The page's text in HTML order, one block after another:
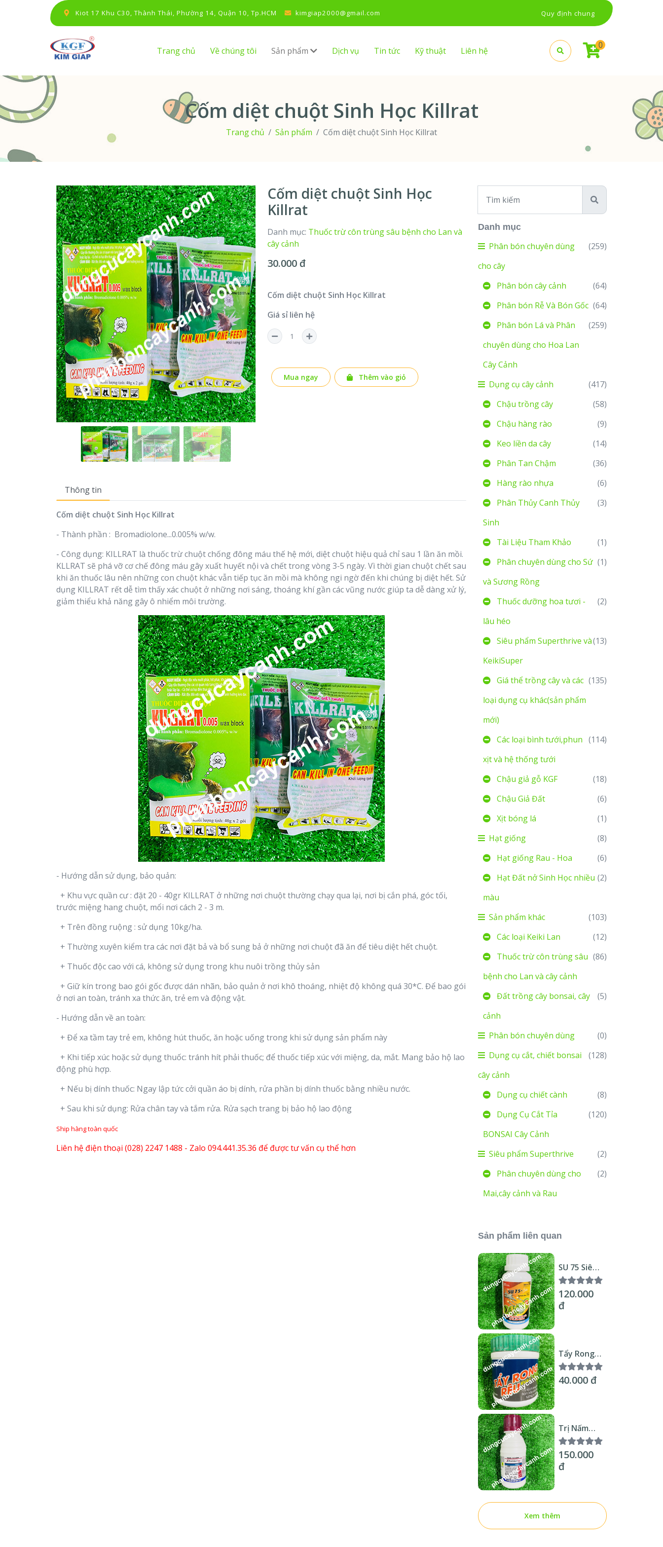
Kiot 17 Khu C30, Thành Thái, Phường 14, Quận 10, Tp.HCM kimgiap2000@gmail.com Quy định chung
Trang chủ Về chúng tôi Sản phẩm Dịch vụ Tin tức Kỹ thuật Liên hệ
0
Cốm diệt chuột Sinh Học Killrat
Trang chủ Sản phẩm Cốm diệt chuột Sinh Học Killrat
Cốm diệt chuột Sinh Học
Killrat
Danh mục: Thuốc trừ côn trùng sâu bệnh cho Lan và
cây cảnh
30.000 đ
Cốm diệt chuột Sinh Học Killrat
Giá sỉ liên hệ
Mua ngay Thêm vào giỏ
Thông tin
Cốm diệt chuột Sinh Học Killrat
- Thành phần : Bromadiolone...0.005% w/w.
- Công dụng: KILLRAT là thuốc trừ chuột chống đông máu thế hệ mới, diệt chuột hiệu quả chỉ sau 1 lần ăn mồi.
KLLRAT sẽ phá vỡ cơ chế đông máu gây xuất huyết nội và chết trong vòng 3-5 ngày. Vì thời gian chuột chết sau
khi ăn thuốc lâu nên những con chuột khác vẫn tiếp tục ăn mồi mà không ngi ngờ đến khi chúng bị diệt hết. Sử
dụng KILLRAT rết dễ tìm thấy xác chuột ở những nơi sáng, thoáng khí gần các vũng nước giúp ta dễ dàng xử lý,
giảm thiểu khả năng gây ô nhiểm môi trường.
- Hướng dẫn sử dụng, bảo quản:
+ Khu vực quần cư : đặt 20 - 40gr KILLRAT ở những nơi chuột thường chạy qua lại, nơi bị cắn phá, góc tối,
trước miệng hang chuột, mổi nơi cách 2 - 3 m.
+ Trên đồng ruộng : sử dụng 10kg/ha.
+ Thường xuyên kiểm tra các nơi đặt bả và bổ sung bả ở những nơi chuột đã ăn để tiêu diệt hết chuột.
+ Thuốc độc cao với cá, không sử dụng trong khu nuôi trồng thủy sản
+ Giữ kín trong bao gói gốc được dán nhãn, bảo quản ở nơi khô thoáng, nhiệt độ không quá 30*C. Để bao gói
ở nơi an toàn, tránh xa thức ăn, trẻ em và động vật.
- Hướng dẫn về an toàn:
+ Để xa tầm tay trẻ em, không hút thuốc, ăn hoặc uống trong khi sử dụng sản phẩm này
+ Khi tiếp xúc hoặc sử dụng thuốc: tránh hít phải thuốc; để thuốc tiếp xúc với miệng, da, mắt. Mang bảo hộ lao
động phù hợp.
+ Nếu bị dính thuốc: Ngay lập tức cởi quần áo bị dính, rửa phần bị dính thuốc bằng nhiều nước.
+ Sau khi sử dụng: Rửa chân tay và tắm rửa. Rửa sạch trang bị bảo hộ lao động
Ship hàng toàn quốc
Liên hệ điện thoại (028) 2247 1488 - Zalo 094.441.35.36 để được tư vấn cụ thể hơn
Danh mục
Phân bón chuyên dùng
cho cây
(259)
Phân bón cây cảnh
(64)
Phân bón Rễ Và Bón Gốc (64)
Phân bón Lá và Phân
chuyên dùng cho Hoa Lan
Cây Cảnh
(259)
Dụng cụ cây cảnh
(417)
Chậu trồng cây
(58)
Chậu hàng rào
(9)
Keo liền da cây
(14)
Phân Tan Chậm
(36)
Hàng rào nhựa
(6)
Phân Thủy Canh Thủy
Sinh
(3)
Tài Liệu Tham Khảo
(1)
Phân chuyên dùng cho Sứ
và Sương Rồng
(1)
Thuốc dưỡng hoa tươi -
lâu héo
(2)
Siêu phẩm Superthrive và
KeikiSuper
(13)
Giá thể trồng cây và các
loại dụng cụ khác(sản phẩm
mới)
(135)
Các loại bình tưới,phun
xịt và hệ thống tưới
(114)
Chậu giả gỗ KGF
(18)
Chậu Giả Đất
(6)
Xịt bóng lá
(1)
Hạt giống
(8)
Hạt giống Rau - Hoa
(6)
Hạt Đất nở Sinh Học nhiều
màu
(2)
Sản phẩm khác
(103)
Các loại Keiki Lan
(12)
Thuốc trừ côn trùng sâu
bệnh cho Lan và cây cảnh
(86)
Đất trồng cây bonsai, cây
cảnh
(5)
Phân bón chuyên dùng
(0)
Dụng cụ cắt, chiết bonsai
cây cảnh
(128)
Dụng cụ chiết cành
(8)
Dụng Cụ Cắt Tỉa
BONSAI Cây Cảnh
(120)
Siêu phẩm Superthrive
(2)
Phân chuyên dùng cho
Mai,cây cảnh và Rau
(2)
Sản phẩm liên quan
SU 75 Siêu
trị Nhện
Đỏ, Bọ Trĩ,
Rệp sáp,
Sâu Rầy
120.000
đ
Tẩy Rong
Rêu RVAC
250gr
40.000 đ
Trị Nấm
Amistar
Top 100ml
150.000
đ
Xem thêm